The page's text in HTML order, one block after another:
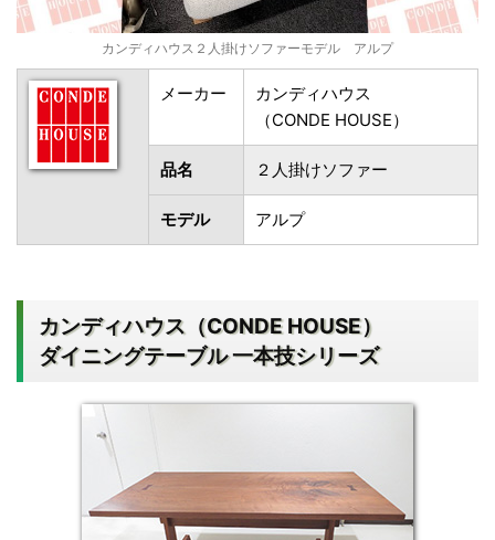
カンディハウス２人掛けソファーモデル アルプ
メーカー
カンディハウス
（CONDE HOUSE）
品名 ２人掛けソファー
モデル アルプ
カンディハウス（CONDE HOUSE）
ダイニングテーブル 一本技シリーズ